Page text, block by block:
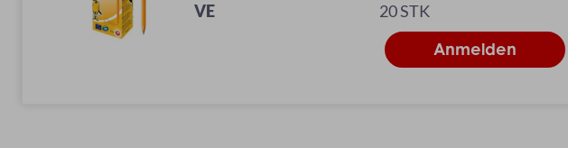
VE
20 STK